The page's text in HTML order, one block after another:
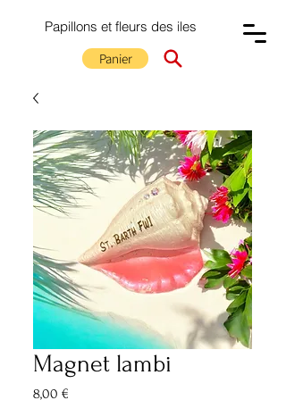
Papillons et fleurs des iles
Panier
Magnet lambi
8,00 €